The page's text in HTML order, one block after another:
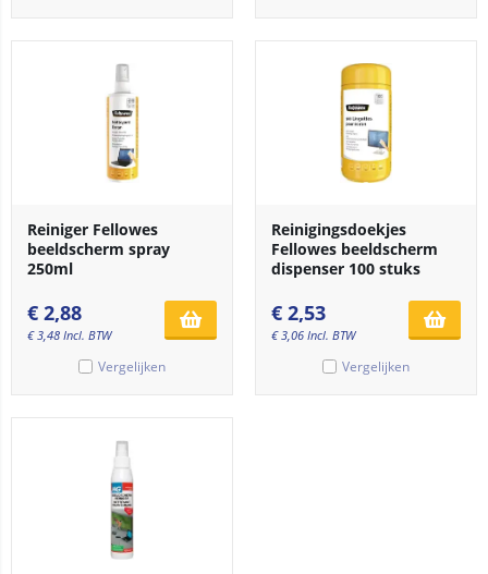
Reiniger Fellowes
beeldscherm spray
250ml
€ 2,88
€3,48 Incl. BTW
Vergelijken
Reinigingsdoekjes
Fellowes beeldscherm
dispenser 100 stuks
€ 2,53
€3,06 Incl. BTW
Vergelijken